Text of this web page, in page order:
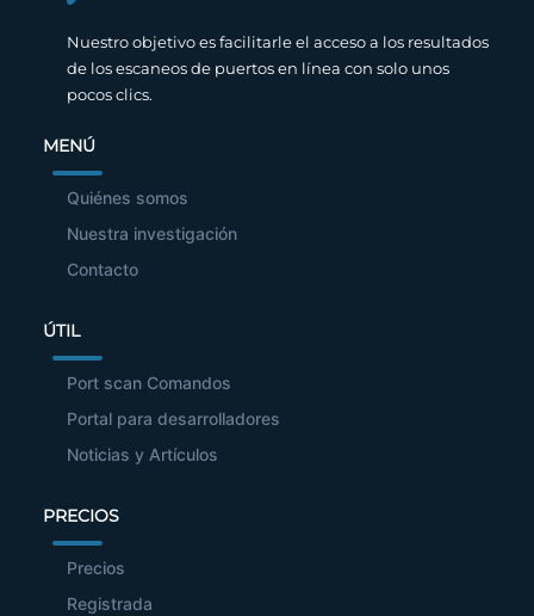
Nuestro objetivo es facilitarle el acceso a los resultados
de los escaneos de puertos en línea con solo unos
pocos clics.
MENÚ
Quiénes somos
Nuestra investigación
Contacto
ÚTIL
Port scan Comandos
Portal para desarrolladores
Noticias y Artículos
PRECIOS
Precios
Registrada